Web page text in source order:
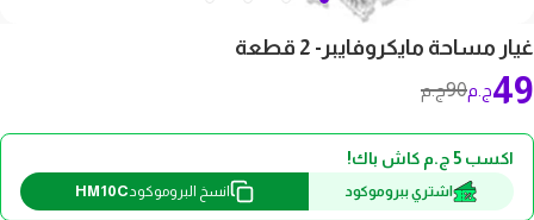
غيار مساحة مايكروفايبر- 2 قطعة
90ج.م 49ج.م
اكسب 5 ج.م كاش باك!
اشتري ببروموكود انسخ البروموكود HM10C